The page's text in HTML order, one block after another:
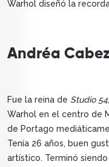
Warhol diseñó la
Andréa
Fue la reina de Studio 54
Warhol en el centro de
de Portago
Tenía 26 años, buen
artístico. Terminó